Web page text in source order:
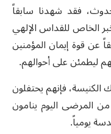
فقد شهدنا سابقاً
الخاص للقداس الإلهي
عن قوة إيمان المؤمنين
ليطمئن على أحوالهم.
فإنهم يحتفلون
المرضى اليوم ينامون
يومياً.